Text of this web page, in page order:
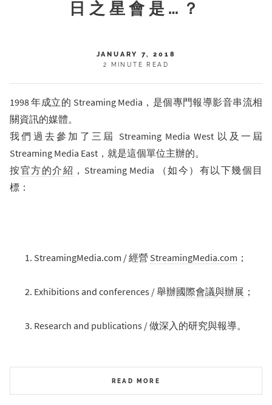
日之星會是…？
JANUARY 7, 2018
2 MINUTE READ
1998 年成立的 Streaming Media，是個專門報導影音串流相
關資訊的媒體。
我們過去參加了三屆 Streaming Media West 以及一屆
Streaming Media East，就是這個單位主辦的。
按官方的介紹 ，Streaming Media （如今）有以下幾個目
標：
StreamingMedia.com / 經營 StreamingMedia.com ；
Exhibitions and conferences / 舉辦國際會議與辦展 ；
Research and publications / 做深入的研究與報導。
READ MORE